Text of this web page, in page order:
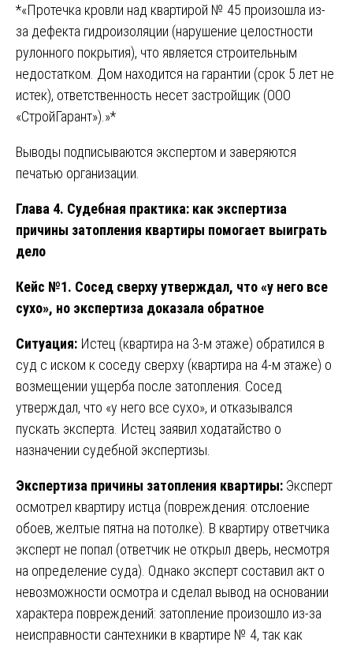
*«Протечка кровли над квартирой № 45 произошла из-
за дефекта гидроизоляции (нарушение целостности
рулонного покрытия), что является строительным
недостатком. Дом находится на гарантии (срок 5 лет не
истек), ответственность несет застройщик (ООО
«СтройГарант»).»*
Выводы подписываются экспертом и заверяются
печатью организации.
Глава 4. Судебная практика: как экспертиза
причины затопления квартиры помогает выиграть
дело
Кейс №1. Сосед сверху утверждал, что «у него все
сухо», но экспертиза доказала обратное
Ситуация: Истец (квартира на 3-м этаже) обратился в
суд с иском к соседу сверху (квартира на 4-м этаже) о
возмещении ущерба после затопления. Сосед
утверждал, что «у него все сухо», и отказывался
пускать эксперта. Истец заявил ходатайство о
назначении судебной экспертизы.
Экспертиза причины затопления квартиры: Эксперт
осмотрел квартиру истца (повреждения: отслоение
обоев, желтые пятна на потолке). В квартиру ответчика
эксперт не попал (ответчик не открыл дверь, несмотря
на определение суда). Однако эксперт составил акт о
невозможности осмотра и сделал вывод на основании
характера повреждений: затопление произошло из-за
неисправности сантехники в квартире № 4, так как